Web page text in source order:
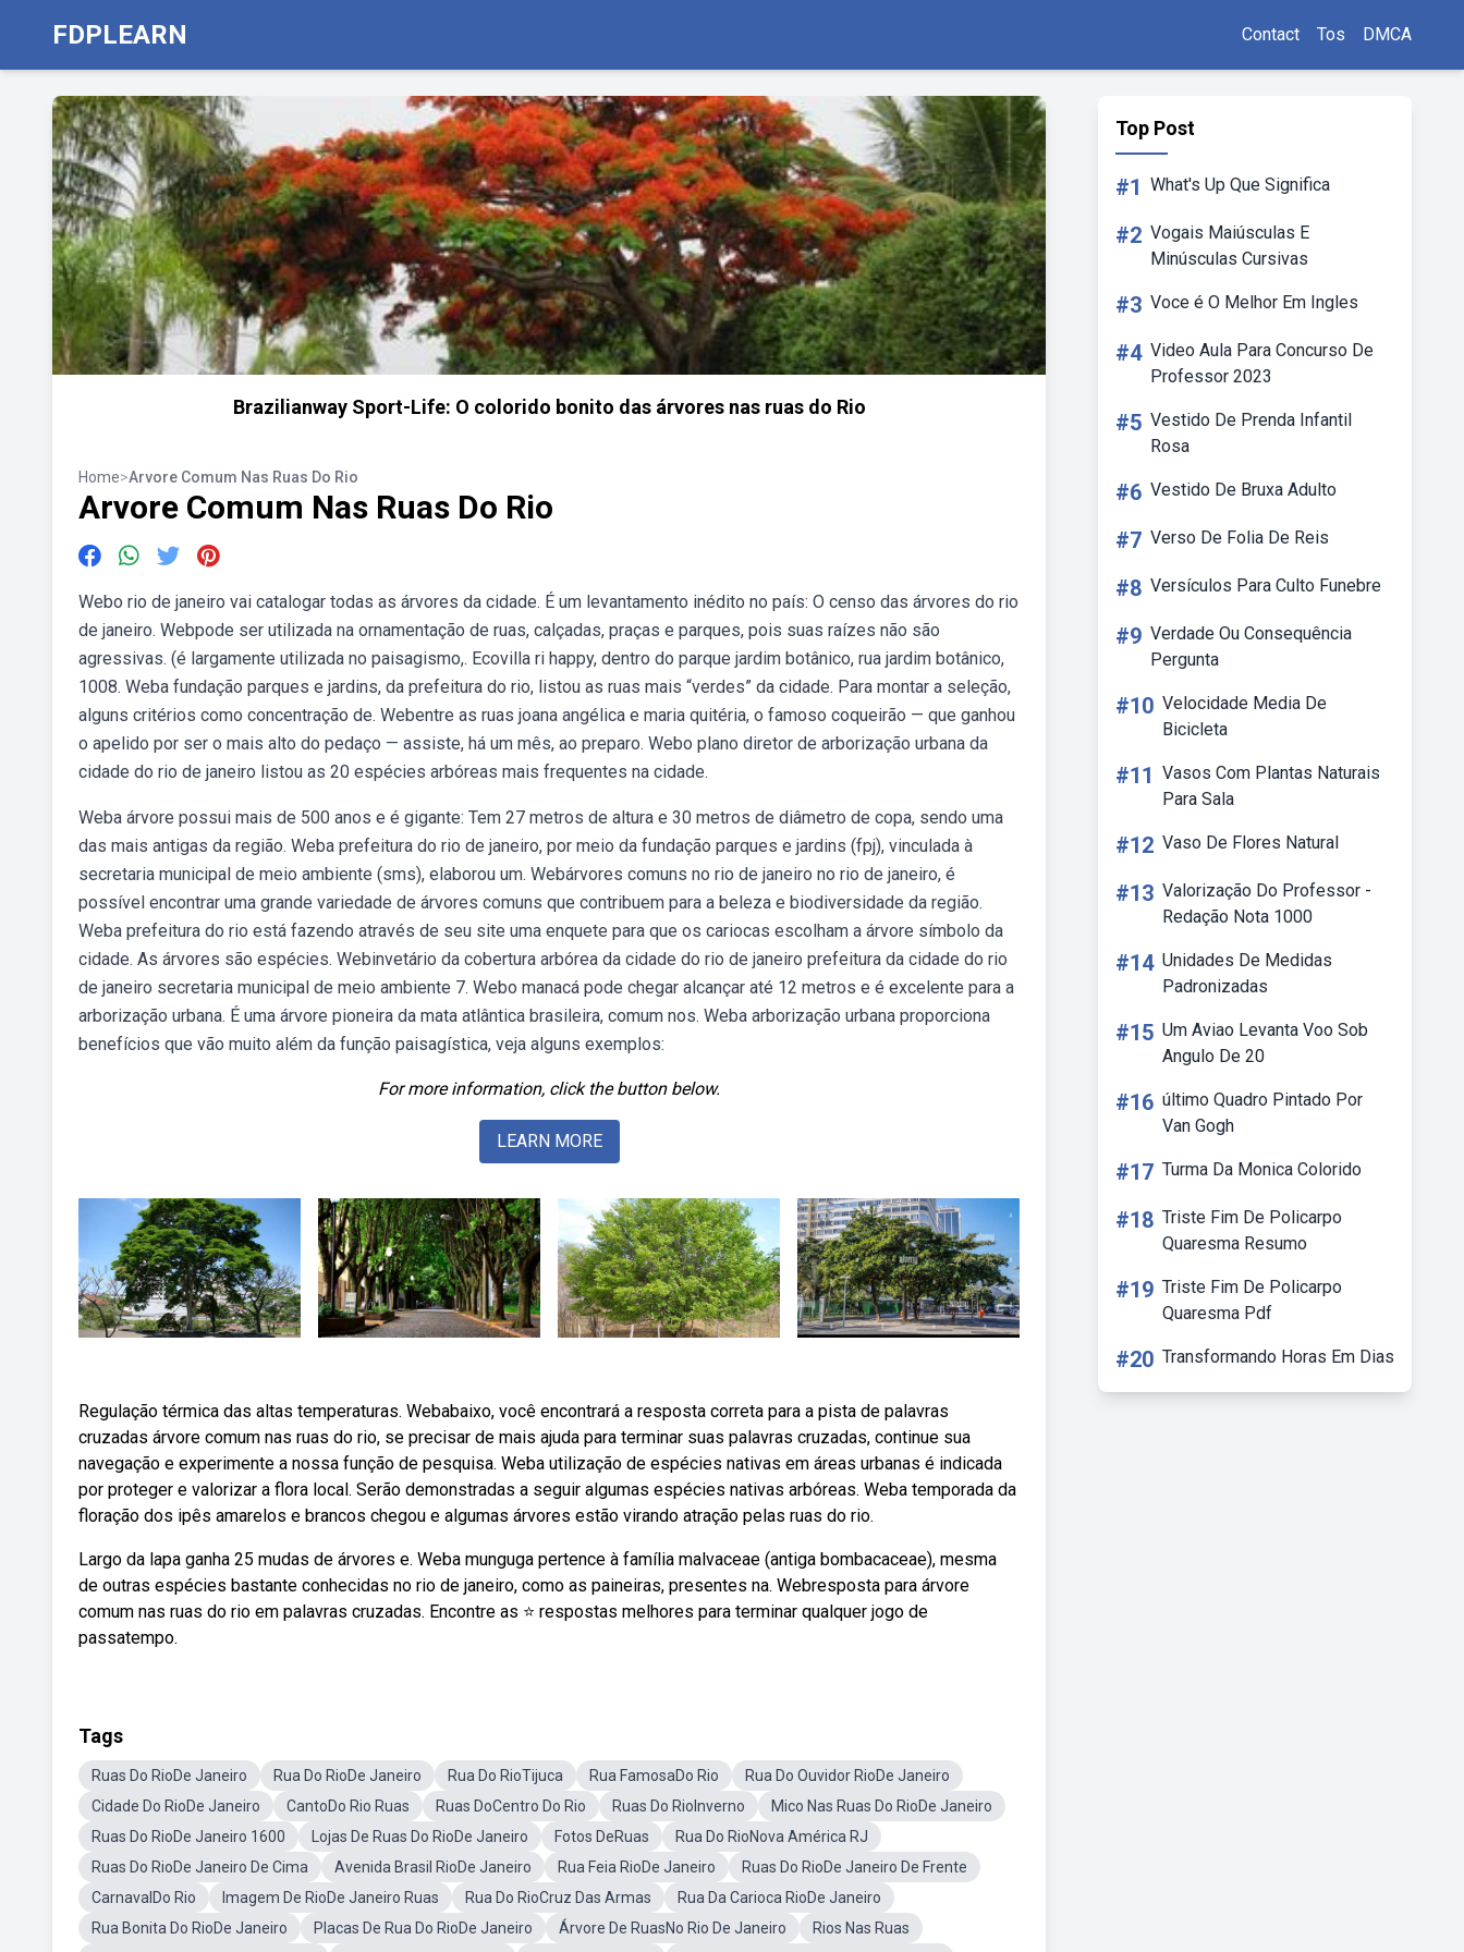
FDPLEARN Contact Tos DMCA
Brazilianway Sport-Life: O colorido bonito das árvores nas ruas do Rio
Home>Arvore Comum Nas Ruas Do Rio
Arvore Comum Nas Ruas Do Rio
Webo rio de janeiro vai catalogar todas as árvores da cidade. É um levantamento inédito no país: O censo das árvores do rio
de janeiro. Webpode ser utilizada na ornamentação de ruas, calçadas, praças e parques, pois suas raízes não são
agressivas. (é largamente utilizada no paisagismo,. Ecovilla ri happy, dentro do parque jardim botânico, rua jardim botânico,
1008. Weba fundação parques e jardins, da prefeitura do rio, listou as ruas mais “verdes” da cidade. Para montar a seleção,
alguns critérios como concentração de. Webentre as ruas joana angélica e maria quitéria, o famoso coqueirão — que ganhou
o apelido por ser o mais alto do pedaço — assiste, há um mês, ao preparo. Webo plano diretor de arborização urbana da
cidade do rio de janeiro listou as 20 espécies arbóreas mais frequentes na cidade.
Weba árvore possui mais de 500 anos e é gigante: Tem 27 metros de altura e 30 metros de diâmetro de copa, sendo uma
das mais antigas da região. Weba prefeitura do rio de janeiro, por meio da fundação parques e jardins (fpj), vinculada à
secretaria municipal de meio ambiente (sms), elaborou um. Webárvores comuns no rio de janeiro no rio de janeiro, é
possível encontrar uma grande variedade de árvores comuns que contribuem para a beleza e biodiversidade da região.
Weba prefeitura do rio está fazendo através de seu site uma enquete para que os cariocas escolham a árvore símbolo da
cidade. As árvores são espécies. Webinvetário da cobertura arbórea da cidade do rio de janeiro prefeitura da cidade do rio
de janeiro secretaria municipal de meio ambiente 7. Webo manacá pode chegar alcançar até 12 metros e é excelente para a
arborização urbana. É uma árvore pioneira da mata atlântica brasileira, comum nos. Weba arborização urbana proporciona
benefícios que vão muito além da função paisagística, veja alguns exemplos:
For more information, click the button below.
LEARN MORE
Regulação térmica das altas temperaturas. Webabaixo, você encontrará a resposta correta para a pista de palavras
cruzadas árvore comum nas ruas do rio, se precisar de mais ajuda para terminar suas palavras cruzadas, continue sua
navegação e experimente a nossa função de pesquisa. Weba utilização de espécies nativas em áreas urbanas é indicada
por proteger e valorizar a flora local. Serão demonstradas a seguir algumas espécies nativas arbóreas. Weba temporada da
floração dos ipês amarelos e brancos chegou e algumas árvores estão virando atração pelas ruas do rio.
Largo da lapa ganha 25 mudas de árvores e. Weba munguga pertence à família malvaceae (antiga bombacaceae), mesma
de outras espécies bastante conhecidas no rio de janeiro, como as paineiras, presentes na. Webresposta para árvore
comum nas ruas do rio em palavras cruzadas. Encontre as ⭐ respostas melhores para terminar qualquer jogo de
passatempo.
Tags
Ruas Do RioDe Janeiro Rua Do RioDe Janeiro Rua Do RioTijuca Rua FamosaDo Rio
Rua Do Ouvidor RioDe Janeiro
Cidade Do RioDe Janeiro
CantoDo Rio Ruas Ruas DoCentro Do Rio Ruas Do RioInverno
Mico Nas Ruas Do RioDe Janeiro
Ruas Do RioDe Janeiro 1600
Lojas De Ruas Do RioDe Janeiro Fotos DeRuas
Rua Do RioNova América RJ
Ruas Do RioDe Janeiro De Cima
Avenida Brasil RioDe Janeiro Rua Feia RioDe Janeiro
Ruas Do RioDe Janeiro De Frente
CarnavalDo Rio
Imagem De RioDe Janeiro Ruas Rua Do RioCruz Das Armas
Rua Da Carioca RioDe Janeiro
Rua Bonita Do RioDe Janeiro
Placas De Rua Do RioDe Janeiro Árvore De RuasNo Rio De Janeiro
Rios Nas Ruas
Top Post
#1 What's Up Que Significa
#2 Vogais Maiúsculas E
Minúsculas Cursivas
#3 Voce é O Melhor Em Ingles
#4 Video Aula Para Concurso De
Professor 2023
#5 Vestido De Prenda Infantil
Rosa
#6 Vestido De Bruxa Adulto
#7 Verso De Folia De Reis
#8 Versículos Para Culto Funebre
#9 Verdade Ou Consequência
Pergunta
#10 Velocidade Media De
Bicicleta
#11 Vasos Com Plantas Naturais
Para Sala
#12 Vaso De Flores Natural
#13 Valorização Do Professor -
Redação Nota 1000
#14 Unidades De Medidas
Padronizadas
#15 Um Aviao Levanta Voo Sob
Angulo De 20
#16 último Quadro Pintado Por
Van Gogh
#17 Turma Da Monica Colorido
#18 Triste Fim De Policarpo
Quaresma Resumo
#19 Triste Fim De Policarpo
Quaresma Pdf
#20 Transformando Horas Em Dias